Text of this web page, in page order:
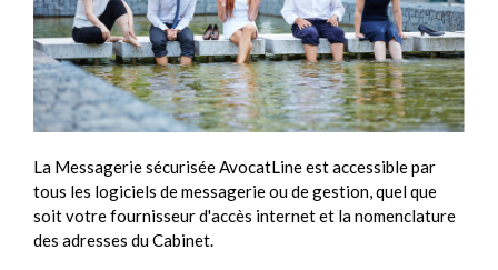
La Messagerie sécurisée AvocatLine est accessible par
tous les logiciels de messagerie ou de gestion, quel que
soit votre fournisseur d'accès internet et la nomenclature
des adresses du Cabinet.